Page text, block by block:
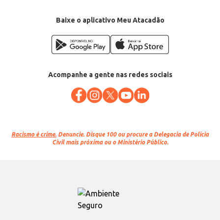
Baixe o aplicativo Meu Atacadão
Acompanhe a gente nas redes sociais
Racismo é crime. Denuncie. Disque 100 ou procure a Delegacia de Polícia
Civil mais próxima ou o Ministério Público.